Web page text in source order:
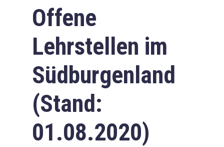
Offene
Lehrstellen im
Südburgenland
(Stand:
01.08.2020)